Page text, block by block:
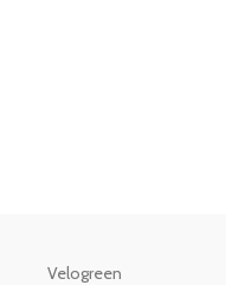
Velogreen